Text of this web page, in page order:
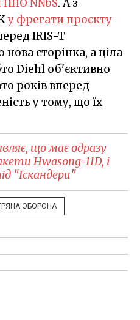
ППО NNbS. А з
у фрегати проєкту
IRIS-T
нова сторінка, а ціла
Diehl об'єктивно
років вперед
у тому, що їх
що має одразу
Hwasong-11D, і
"Іскандери"
ОБОРОНА